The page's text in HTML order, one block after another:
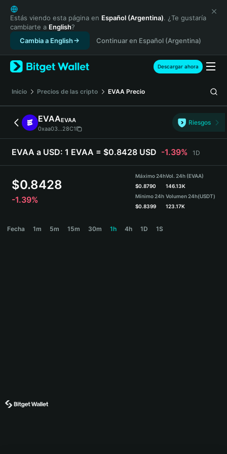
English
日本語
Tiếng Việt
Русский
Español (Latinoamérica)
Türkçe
Français
Deutsch
简体中文
繁體中文
Português (Portugal)
Bahasa Indonesia
ภาษาไทย
Español
Español (Argentina)
Estás viendo esta página en Español (Argentina). ¿Te gustaría
cambiarte a English?
Cambia a English
Continuar en Español (Argentina)
Descargar ahora
Inicio Precios de las cripto EVAA Precio
EVAAEVAA
0xaa03...28C1
Riesgos
EVAA a USD: 1 EVAA = $0.8428 USD -1.39% 1D
$0.8428
-1.39%
Máximo 24h
$0.8790
Mínimo 24h
$0.8399
Vol. 24h (EVAA)
146.13K
Volumen 24h(USDT)
123.17K
Fecha 1m 5m 15m 30m 1h 4h 1D 1S